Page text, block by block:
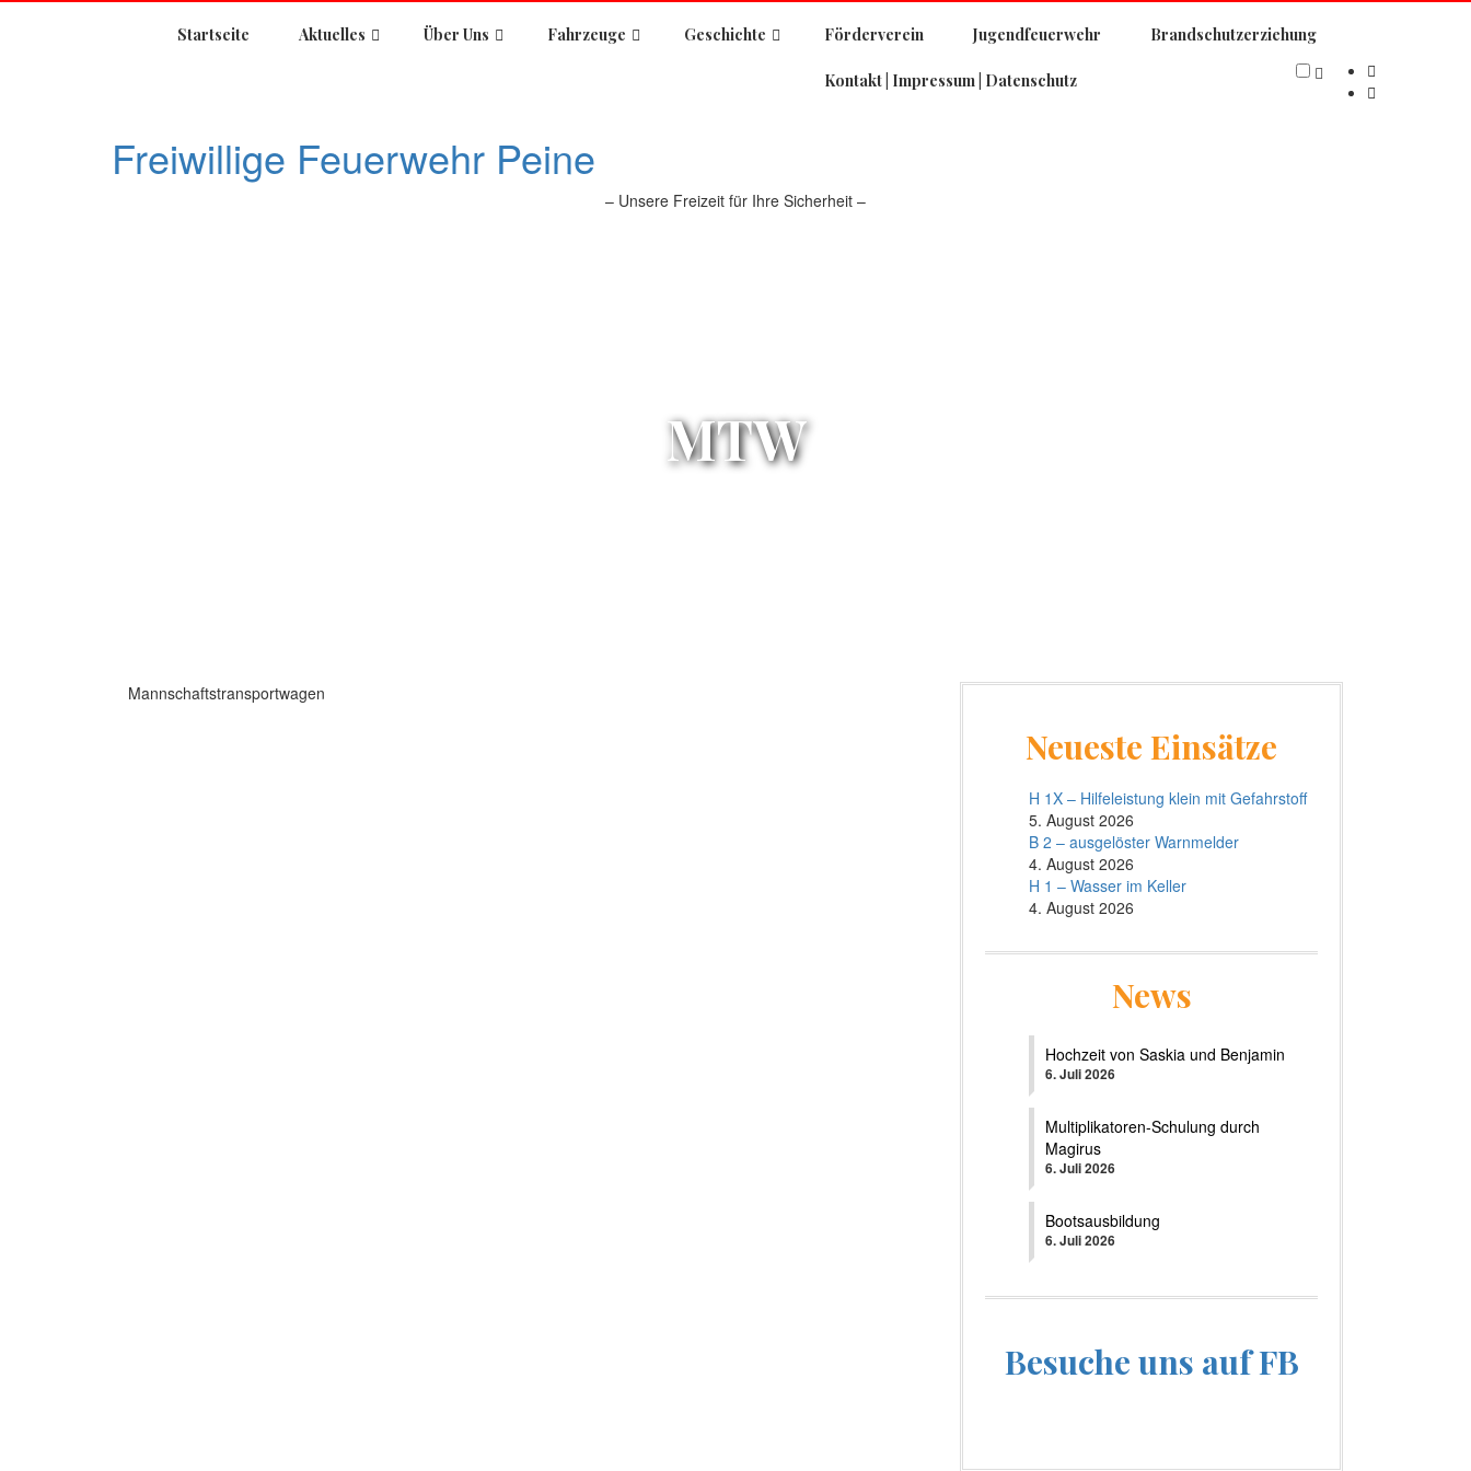
Startseite Aktuelles Über Uns Fahrzeuge Geschichte Förderverein Jugendfeuerwehr Brandschutzerziehung
Kontakt | Impressum | Datenschutz
Freiwillige Feuerwehr Peine
– Unsere Freizeit für Ihre Sicherheit –
MTW
Mannschaftstransportwagen
Neueste Einsätze
H 1X – Hilfeleistung klein mit Gefahrstoff
5. August 2026
B 2 – ausgelöster Warnmelder
4. August 2026
H 1 – Wasser im Keller
4. August 2026
News
Hochzeit von Saskia und Benjamin
6. Juli 2026
Multiplikatoren-Schulung durch
Magirus
6. Juli 2026
Bootsausbildung
6. Juli 2026
Besuche uns auf FB